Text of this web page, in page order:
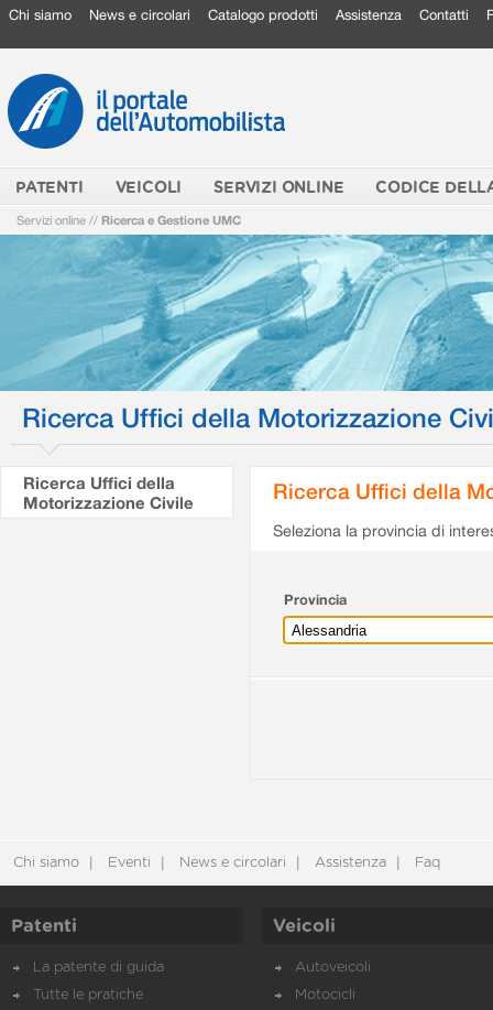
Chi siamo News e circolari Catalogo prodotti Assistenza Contatti
PATENTI VEICOLI SERVIZI ONLINE CODICE
Servizi online // Ricerca e Gestione UMC
Ricerca Uffici della Motorizzazione
Ricerca Uffici della
Motorizzazione Civile
Ricerca Uffici della
Seleziona la provincia di
Provincia
Chi siamo Eventi News e circolari Assistenza Faq
Patenti
La patente di guida
Tutte le pratiche
Veicoli
Autoveicoli
Motocicli